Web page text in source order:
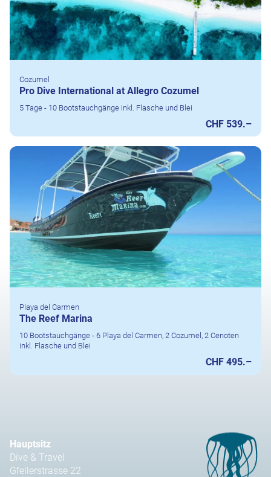
Cozumel
Pro Dive International at Allegro Cozumel
5 Tage - 10 Bootstauchgänge inkl. Flasche und Blei
CHF 539.–
Playa del Carmen
The Reef Marina
10 Bootstauchgänge - 6 Playa del Carmen, 2 Cozumel, 2 Cenoten
inkl. Flasche und Blei
CHF 495.–
Hauptsitz
Dive & Travel
Gfellerstrasse 22